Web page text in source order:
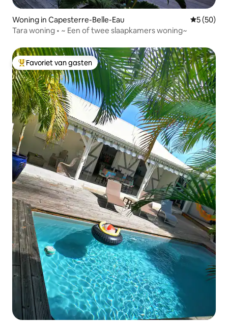
Woning in Capesterre-Belle-Eau
5 (50)
Tara woning • ~ Een of twee slaapkamers woning~
Topfavoriet van gasten
Favoriet van gasten